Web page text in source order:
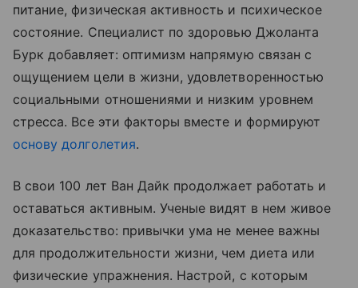
питание, физическая активность и психическое
состояние. Специалист по здоровью Джоланта
Бурк добавляет: оптимизм напрямую связан с
ощущением цели в жизни, удовлетворенностью
социальными отношениями и низким уровнем
стресса. Все эти факторы вместе и формируют
основу долголетия.
В свои 100 лет Ван Дайк продолжает работать и
оставаться активным. Ученые видят в нем живое
доказательство: привычки ума не менее важны
для продолжительности жизни, чем диета или
физические упражнения. Настрой, с которым